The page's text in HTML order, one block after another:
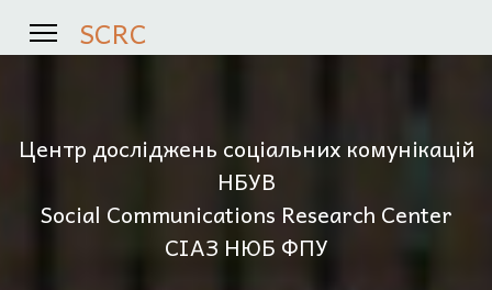
SCRC
Центр досліджень соціальних комунікацій
НБУВ
Social Communications Research Center
СІАЗ НЮБ ФПУ